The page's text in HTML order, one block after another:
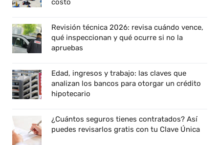
costo
Revisión técnica 2026: revisa cuándo vence,
qué inspeccionan y qué ocurre si no la
apruebas
Edad, ingresos y trabajo: las claves que
analizan los bancos para otorgar un crédito
hipotecario
¿Cuántos seguros tienes contratados? Así
puedes revisarlos gratis con tu Clave Única